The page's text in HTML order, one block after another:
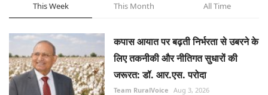
This Week This Month All Time
कपास आयात पर बढ़ती निर्भरता से उबरने के
लिए तकनीकी और नीतिगत सुधारों की
जरूरत: डॉ. आर.एस. परोदा
Team RuralVoice Aug 3, 2026